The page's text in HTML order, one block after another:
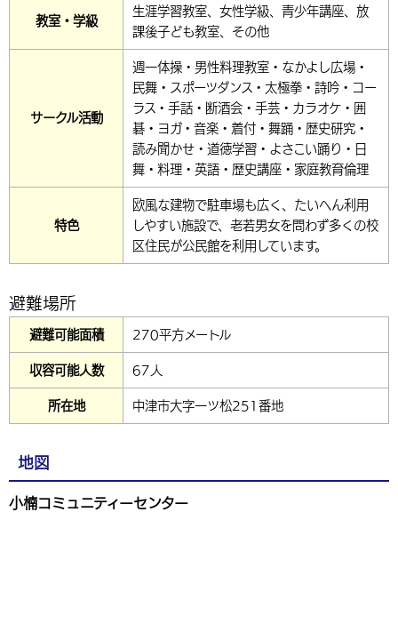
教室・学級
生涯学習教室、女性学級、青少年講座、放
課後子ども教室、その他
サークル活動
週一体操・男性料理教室・なかよし広場・
民舞・スポーツダンス・太極拳・詩吟・コー
ラス・手話・断酒会・手芸・カラオケ・囲
碁・ヨガ・音楽・着付・舞踊・歴史研究・
読み聞かせ・道徳学習・よさこい踊り・日
舞・料理・英語・歴史講座・家庭教育倫理
特色
欧風な建物で駐車場も広く、たいへん利用
しやすい施設で、老若男女を問わず多くの校
区住民が公民館を利用しています。
避難場所
避難可能面積 270平方メートル
収容可能人数 67人
所在地 中津市大字一ツ松251番地
地図
小楠コミュニティーセンター